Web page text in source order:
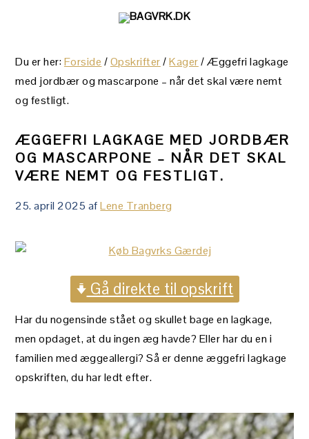
primær
navigation
primær
sidebar
Du er her:Forside /Opskrifter / Kager /Æggefri lagkage
med jordbær og mascarpone – når det skal være nemt
og festligt.
ÆGGEFRI LAGKAGE MED JORDBÆR
OG MASCARPONE – NÅR DET SKAL
VÆRE NEMT OG FESTLIGT.
25. april 2025 afLene Tranberg
Gå direkte til opskrift
Har du nogensinde stået og skullet bage en lagkage,
men opdaget, at du ingen æg havde? Eller har du en i
familien med æggeallergi? Så er denne æggefri lagkage
opskriften, du har ledt efter.